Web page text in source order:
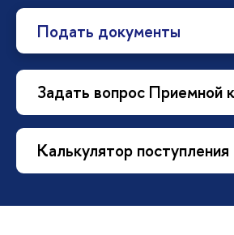
Подать документы
Задать вопрос Приемной
Калькулятор поступления